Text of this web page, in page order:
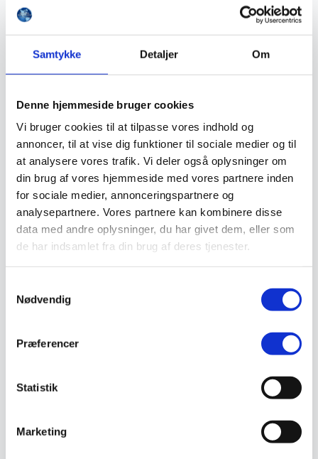
Samtykke Detaljer Om
Denne hjemmeside bruger cookies
Vi bruger cookies til at tilpasse vores indhold og
annoncer, til at vise dig funktioner til sociale medier og til
at analysere vores trafik. Vi deler også oplysninger om
din brug af vores hjemmeside med vores partnere inden
for sociale medier, annonceringspartnere og
analysepartnere. Vores partnere kan kombinere disse
data med andre oplysninger, du har givet dem, eller som
de har indsamlet fra din brug af deres tjenester.
Nødvendig
Præferencer
Statistik
Marketing
Brandmateriel
Førstehjælp
Handsker
Hygiejne
Kemi håndtering
Plejeprodukter
Sikkerhedsfodtøj
Såler
Sandal
Sko
Støvler
Støvlet
Valg af sikkerhedssko
Sundhedsmiljø